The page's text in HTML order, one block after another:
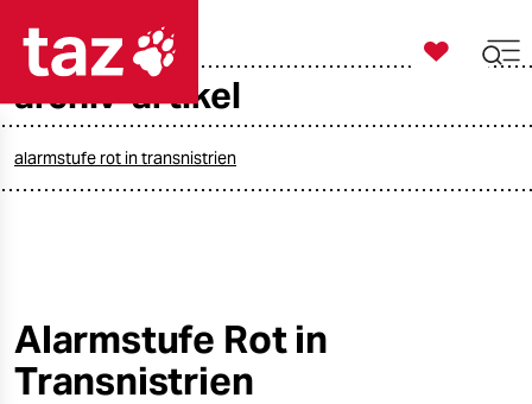
taz zahl ich
öko
gesellschaft

taz zahl ich
archiv-artikel
alarmstufe rot in transnistrien
Alarmstufe Rot in
Transnistrien